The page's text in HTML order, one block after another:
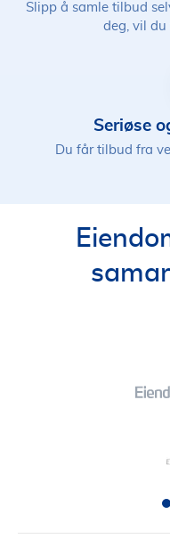
Slipp å samle tilbud
deg, vil du
Seriøse
Du får tilbud fra